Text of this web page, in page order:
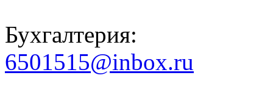
Бухгалтерия:
6501515@inbox.ru